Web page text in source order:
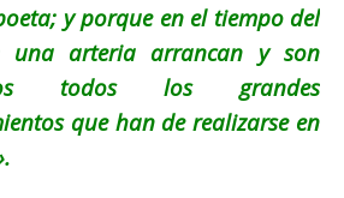
y porque en el tiempo del
una arteria arrancan y son
todos los grandes
que han de realizarse en